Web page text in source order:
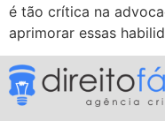
é tão crítica na
aprimorar essas